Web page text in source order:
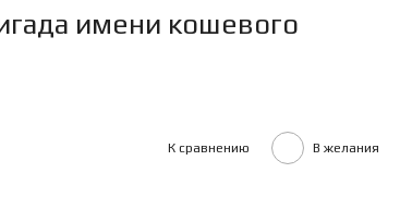
имени кошевого
К сравнению В желания